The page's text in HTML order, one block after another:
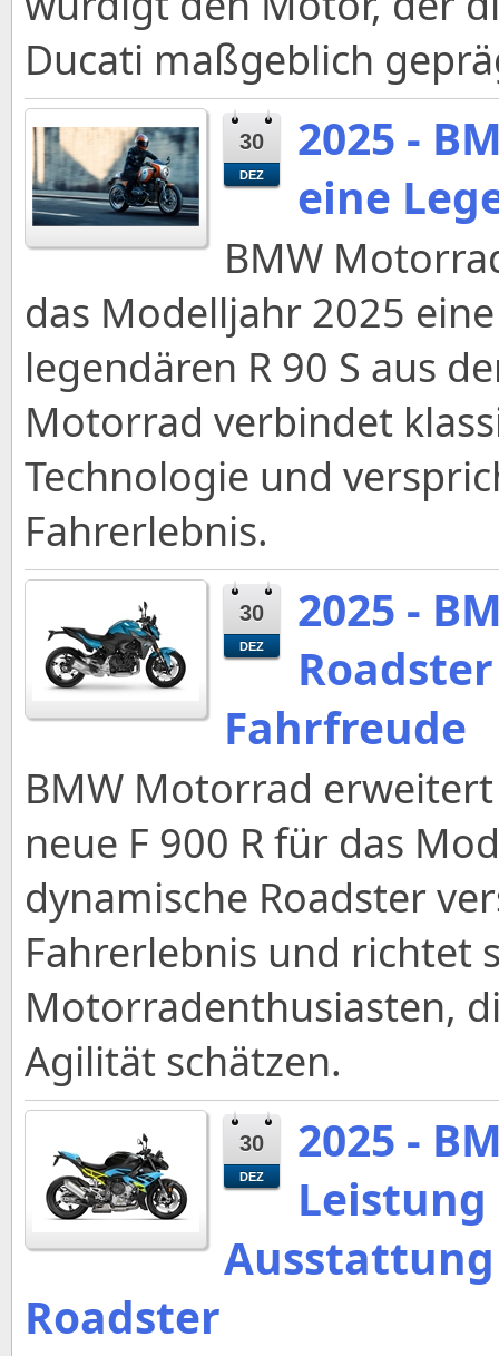
Ducati maßgeblich
30
DEZ
2025 -
eine
BMW
das Modelljahr 2025
legendären R 90 S aus
Motorrad verbindet
Technologie und
Fahrerlebnis.
30
DEZ
2025 -
Fahrfreude
BMW Motorrad
neue F 900 R für das
dynamische Roadster
Fahrerlebnis und richtet
Motorradenthusiasten,
Agilität schätzen.
30
DEZ
2025 -
Roadster